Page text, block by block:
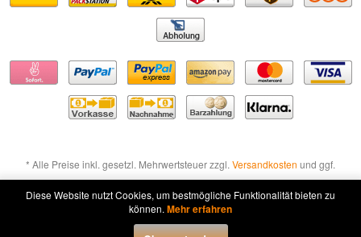
* Alle Preise inkl. gesetzl. Mehrwertsteuer zzgl. Versandkosten und ggf.
Nachnahmegebühren, wenn nicht anders beschrieben
Widerruf erklären
Diese Website nutzt Cookies, um bestmögliche Funktionalität bieten zu
können. Mehr erfahren